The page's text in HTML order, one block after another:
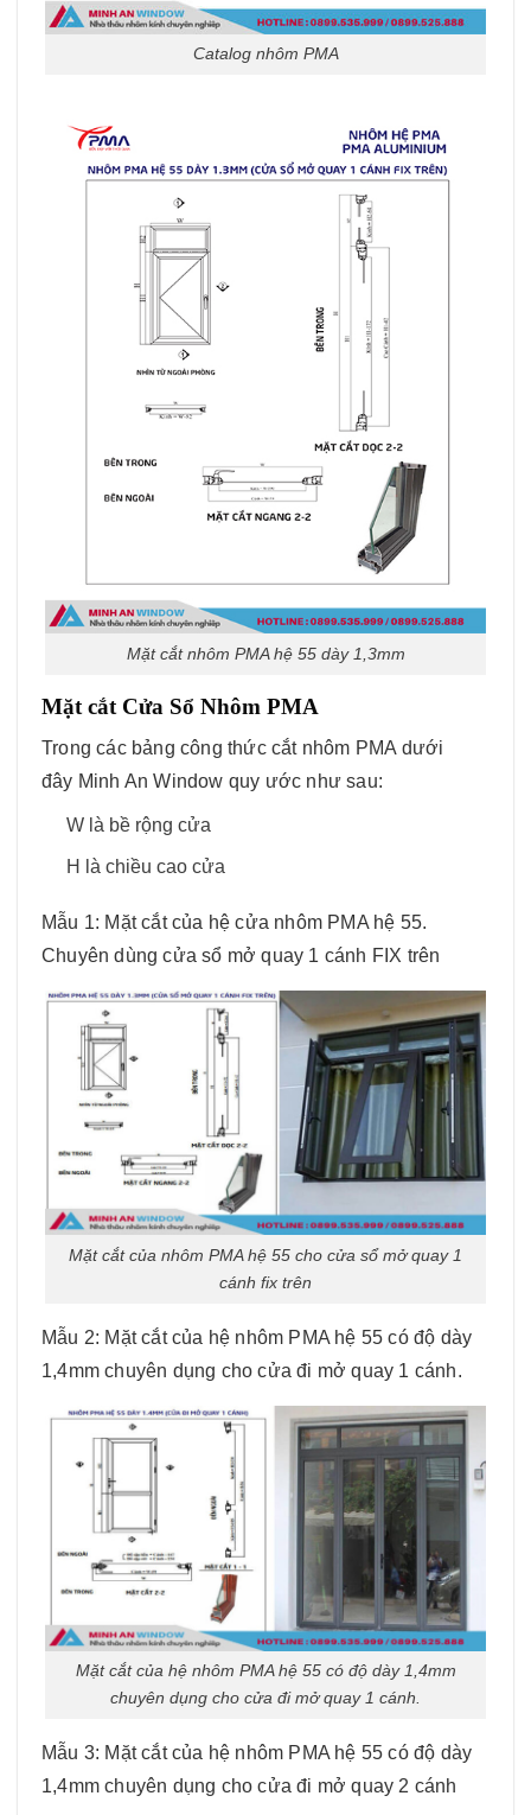
Catalog nhôm PMA
Mặt cắt nhôm PMA hệ 55 dày 1,3mm
Mặt cắt Cửa Sổ Nhôm PMA
Trong các bảng công thứccắt nhôm PMA dưới
đây Minh An Window quy ước như sau:
W là bề rộng cửa
H là chiều caocửa
Mẫu 1: Mặt cắt của hệ cửa nhôm PMA hệ 55.
Chuyên dùng cửa sổ mở quay 1 cánh FIX trên
Mặt cắt của nhôm PMA hệ 55 cho cửa sổ mở quay 1
cánh fix trên
Mẫu 2: Mặt cắt của hệ nhôm PMA hệ 55 có độ dày
1,4mm chuyên dụng cho cửa đi mở quay 1 cánh.
Mặt cắt của hệ nhôm PMA hệ 55 có độ dày 1,4mm
chuyên dụng cho cửa đi mở quay 1 cánh.
Mẫu 3: Mặt cắt của hệ nhôm PMA hệ 55 có độ dày
1,4mm chuyên dụng cho cửa đi mở quay 2 cánh